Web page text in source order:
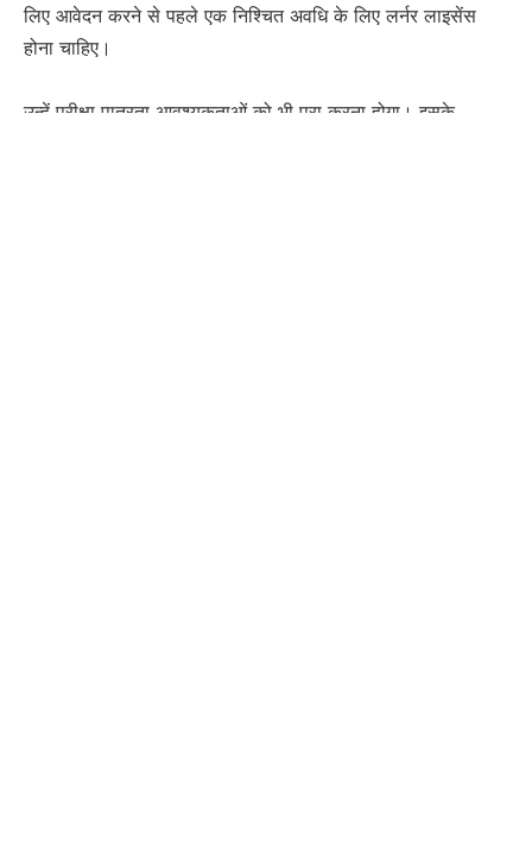
लिए आवेदन करने से पहले एक निश्चित अवधि के लिए लर्नर लाइसेंस
होना चाहिए।
उन्हें परीक्षा पात्रता आवश्यकताओं को भी पूरा करना होगा। इसके